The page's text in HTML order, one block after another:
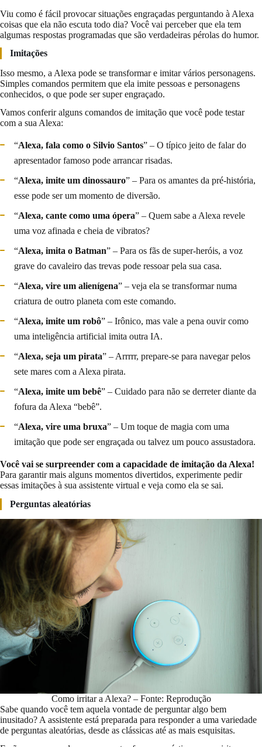
Viu como é fácil provocar situações engraçadas perguntando à Alexa
coisas que ela não escuta todo dia? Você vai perceber que ela tem
algumas respostas programadas que são verdadeiras pérolas do humor.
Imitações
Isso mesmo, a Alexa pode se transformar e imitar vários personagens.
Simples comandos permitem que ela imite pessoas e personagens
conhecidos, o que pode ser super engraçado.
Vamos conferir alguns comandos de imitação que você pode testar
com a sua Alexa:
“Alexa, fala como o Silvio Santos” – O típico jeito de falar do
apresentador famoso pode arrancar risadas.
“Alexa, imite um dinossauro” – Para os amantes da pré-história,
esse pode ser um momento de diversão.
“Alexa, cante como uma ópera” – Quem sabe a Alexa revele
uma voz afinada e cheia de vibratos?
“Alexa, imita o Batman” – Para os fãs de super-heróis, a voz
grave do cavaleiro das trevas pode ressoar pela sua casa.
“Alexa, vire um alienígena” – veja ela se transformar numa
criatura de outro planeta com este comando.
“Alexa, imite um robô” – Irônico, mas vale a pena ouvir como
uma inteligência artificial imita outra IA.
“Alexa, seja um pirata” – Arrrrr, prepare-se para navegar pelos
sete mares com a Alexa pirata.
“Alexa, imite um bebê” – Cuidado para não se derreter diante da
fofura da Alexa “bebê”.
“Alexa, vire uma bruxa” – Um toque de magia com uma
imitação que pode ser engraçada ou talvez um pouco assustadora.
Você vai se surpreender com a capacidade de imitação da Alexa!
Para garantir mais alguns momentos divertidos, experimente pedir
essas imitações à sua assistente virtual e veja como ela se sai.
Perguntas aleatórias
Como irritar a Alexa? – Fonte: Reprodução
Sabe quando você tem aquela vontade de perguntar algo bem
inusitado? A assistente está preparada para responder a uma variedade
de perguntas aleatórias, desde as clássicas até as mais esquisitas.